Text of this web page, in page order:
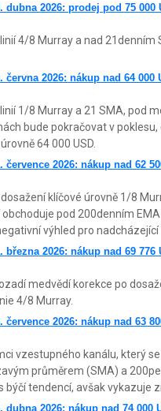
2026: prodej pod 75 000
4/8 Murray a nad 21denním
2026: nákup nad 64 000
1/8 Murray a 21 SMA, pod
bude pokračovat v
64 000 USD.
2026: nákup nad 62
klíčové úrovně 1/8
pod 200denním
výhled pro nadcházející
2026: nákup nad 69 776
medvědí korekce po
4/8 Murray.
2026: nákup nad 63
vzestupného kanálu, který
průměrem (SMA) a
tendencí, avšak vykazuje
2026: nákup nad 74 000